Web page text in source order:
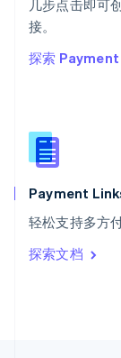
几步点击即可
接。
探索
Payment
轻松支持多方
探索文档
西班牙
新西兰
English
匈牙利
English
Italiano
印度
English